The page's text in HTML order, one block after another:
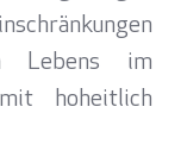
Lebens im
hoheitlich